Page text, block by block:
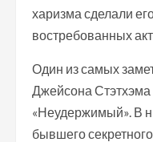
харизма сделали
востребованных
Один из самых
Джейсона
«Неудержимый». В
бывшего